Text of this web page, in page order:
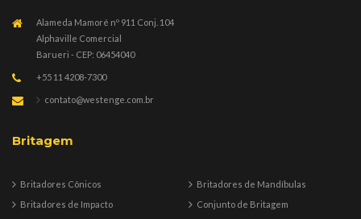
Alameda Mamoré nº 911 Conj. 104
Alphaville Comercial
Barueri - CEP: 06454040
+55 11 4208-7300
contato@westenge.com.br
Britagem
Britadores Cônicos
Britadores de Impacto
Britadores de Mandíbulas
Conjunto de Britagem